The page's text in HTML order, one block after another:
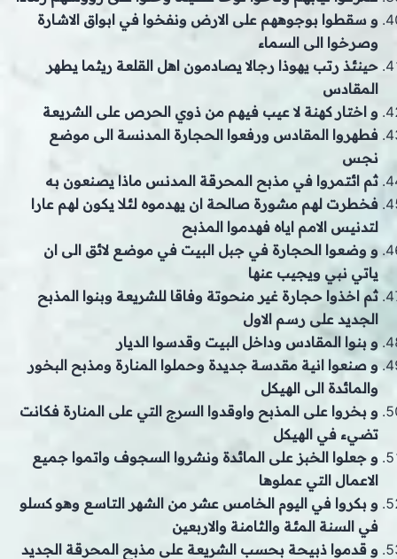
و سقطوا بوجوههم على الارض ونفخوا في ابواق الاشارة
وصرخوا الى السماء
حينئذ رتب يهوذا رجالا يصادمون اهل القلعة ريثما يطهر
المقادس
و اختار كهنة لا عيب فيهم من ذوي الحرص على الشريعة
فطهروا المقادس ورفعوا الحجارة المدنسة الى موضع
نجس
ثم ائتمروا في مذبح المحرقة المدنس ماذا يصنعون به
فخطرت لهم مشورة صالحة ان يهدموه لئلا يكون لهم عارا
لتدنيس الامم اياه فهدموا المذبح
و وضعوا الحجارة في جبل البيت في موضع لائق الى ان
ياتي نبي ويجيب عنها
ثم اخذوا حجارة غير منحوتة وفاقا للشريعة وبنوا المذبح
الجديد على رسم الاول
و بنوا المقادس وداخل البيت وقدسوا الديار
و صنعوا انية مقدسة جديدة وحملوا المنارة ومذبح البخور
والمائدة الى الهيكل
و بخروا على المذبح واوقدوا السرج التي على المنارة فكانت
تضيء في الهيكل
و جعلوا الخبز على المائدة ونشروا السجوف واتموا جميع
الاعمال التي عملوها
و بكروا في اليوم الخامس عشر من الشهر التاسع وهو كسلو
في السنة المئة والثامنة والاربعين
و قدموا ذبيحة بحسب الشريعة على مذبح المحرقة الجديد